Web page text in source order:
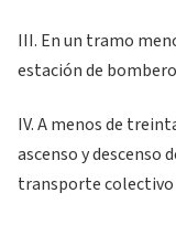
III. En un tramo
estación de
IV. A menos de
ascenso y descenso
transporte colectivo